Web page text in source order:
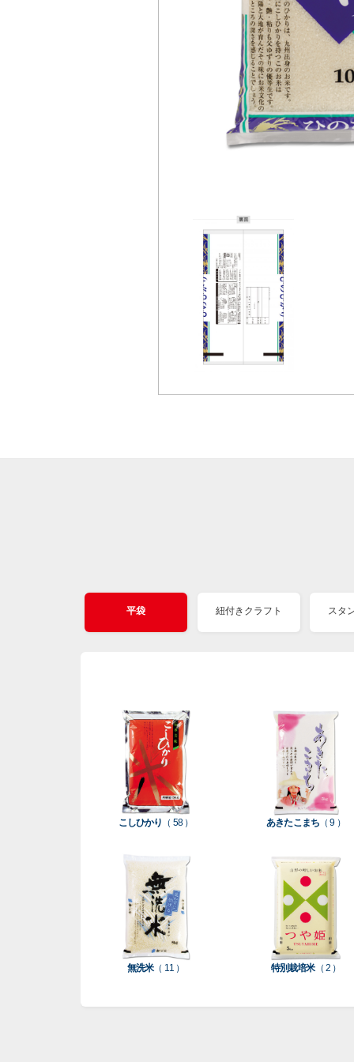
平袋 紐付きクラフト スタ
こしひかり （ 58 ） あきたこまち （ 9 ）
無洗米（ 11 ） 特別栽培米（ 2 ）